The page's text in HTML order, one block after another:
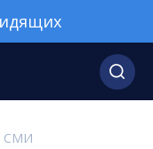
СМИ